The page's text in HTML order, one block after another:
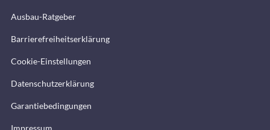
Ausbau-Ratgeber
Barrierefreiheitserklärung
Cookie-Einstellungen
Datenschutzerklärung
Garantiebedingungen
Impressum